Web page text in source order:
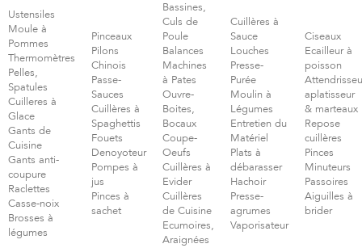
Ustensiles
Moule à
Pommes
Thermomètres
Pelles,
Spatules
Cuilleres à
Glace
Gants de
Cuisine
Gants anti-
coupure
Raclettes
Casse-noix
Brosses à
légumes
Pinceaux
Pilons
Chinois
Passe-
Sauces
Cuillères à
Spaghettis
Fouets
Denoyoteur
Pompes à
jus
Pinces à
sachet
Bassines,
Culs de
Poule
Balances
Machines
à Pates
Ouvre-
Boites,
Bocaux
Coupe-
Oeufs
Cuillères à
Evider
Cuillères
de Cuisine
Ecumoires,
Araignées
Cuillères à
Sauce
Louches
Presse-
Purée
Moulin à
Légumes
Entretien du
Matériel
Plats à
débarasser
Hachoir
Presse-
agrumes
Vaporisateur
Ciseaux
Ecailleur à
poisson
aplatisseur
& marteaux
Repose
cuillères
Pinces
Minuteurs
Passoires
Aiguilles à
brider